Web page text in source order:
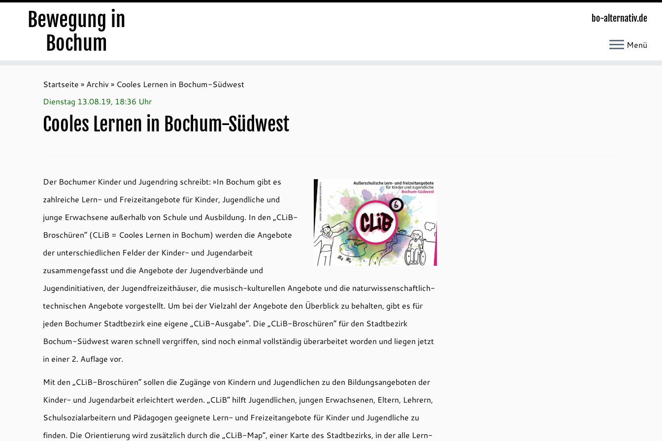
Bewegung in
Bochum
bo-alternativ.de
Menü
Startseite » Archiv » Cooles Lernen in Bochum-Südwest
Dienstag 13.08.19, 18:36 Uhr
Cooles Lernen in Bochum-Südwest
Der Bochumer Kinder und Jugendring schreibt: »In Bochum gibt es
zahlreiche Lern- und Freizeitangebote für Kinder, Jugendliche und
junge Erwachsene außerhalb von Schule und Ausbildung. In den „CLiB-
Broschüren“ (CLiB = Cooles Lernen in Bochum) werden die Angebote
der unterschiedlichen Felder der Kinder- und Jugendarbeit
zusammengefasst und die Angebote der Jugendverbände und
Jugendinitiativen, der Jugendfreizeithäuser, die musisch-kulturellen Angebote und die naturwissenschaftlich-
technischen Angebote vorgestellt. Um bei der Vielzahl der Angebote den Überblick zu behalten, gibt es für
jeden Bochumer Stadtbezirk eine eigene „CLiB-Ausgabe“. Die „CLiB-Broschüren“ für den Stadtbezirk
Bochum-Südwest waren schnell vergriffen, sind noch einmal vollständig überarbeitet worden und liegen jetzt
in einer 2. Auflage vor.
Mit den „CLiB-Broschüren“ sollen die Zugänge von Kindern und Jugendlichen zu den Bildungsangeboten der
Kinder- und Jugendarbeit erleichtert werden. „CLiB“ hilft Jugendlichen, jungen Erwachsenen, Eltern, Lehrern,
Schulsozialarbeitern und Pädagogen geeignete Lern- und Freizeitangebote für Kinder und Jugendliche zu
finden. Die Orientierung wird zusätzlich durch die „CLiB-Map“, einer Karte des Stadtbezirks, in der alle Lern-